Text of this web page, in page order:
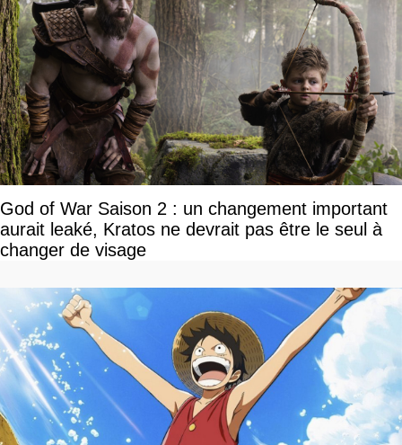
God of War Saison 2 : un changement important
aurait leaké, Kratos ne devrait pas être le seul à
changer de visage